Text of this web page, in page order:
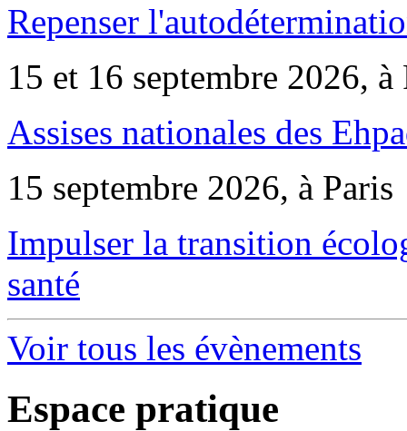
Repenser
15 et 16 septembre 2026, à
Assises nationales des
15 septembre 2026, à Paris
Impulser la transition
santé
Voir tous les évènements
Espace pratique